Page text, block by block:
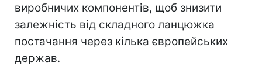
виробничих компонентів, щоб знизити
залежність від складного ланцюжка
постачання через кілька європейських
держав.